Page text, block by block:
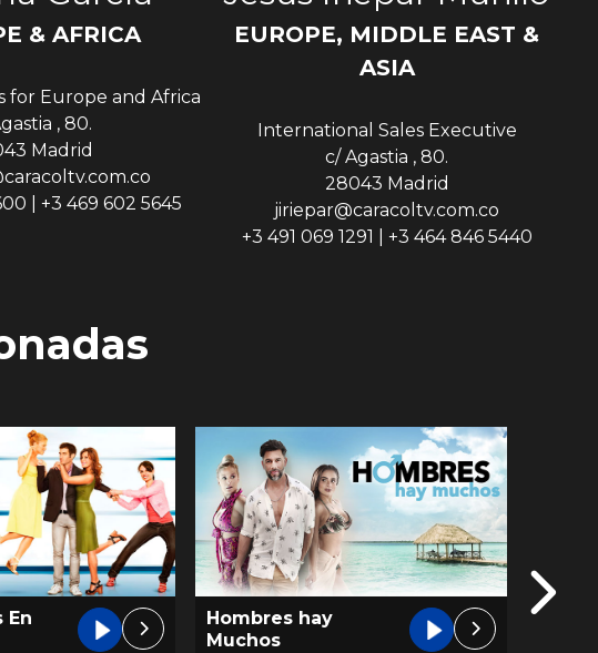
& AFRICA
for Europe and Africa
, 80.
Madrid
| +3 469 602 5645
EUROPE, MIDDLE EAST &
ASIA
International Sales Executive
c/ Agastia , 80.
28043 Madrid
jiriepar@caracoltv.com.co
+3 491 069 1291 | +3 464 846 5440
En
Hombres hay
Muchos